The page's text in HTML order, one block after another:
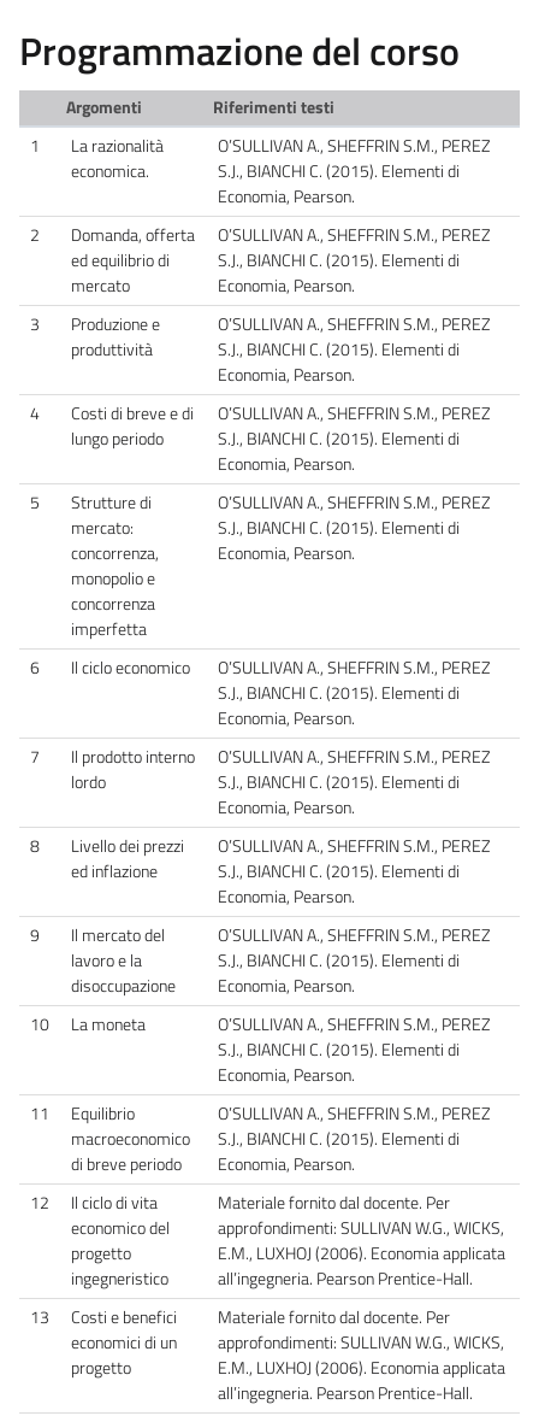
Programmazione del corso
Argomenti
Riferimenti testi
1
La razionalità
economica.
O’SULLIVAN A., SHEFFRIN S.M., PEREZ
S.J., BIANCHI C. (2015). Elementi di
Economia, Pearson.
2
Domanda, offerta
ed equilibrio di
mercato
O’SULLIVAN A., SHEFFRIN S.M., PEREZ
S.J., BIANCHI C. (2015). Elementi di
Economia, Pearson.
3
Produzione e
produttività
O’SULLIVAN A., SHEFFRIN S.M., PEREZ
S.J., BIANCHI C. (2015). Elementi di
Economia, Pearson.
4
Costi di breve e di
lungo periodo
O’SULLIVAN A., SHEFFRIN S.M., PEREZ
S.J., BIANCHI C. (2015). Elementi di
Economia, Pearson.
5
Strutture di
mercato:
concorrenza,
monopolio e
concorrenza
imperfetta
O’SULLIVAN A., SHEFFRIN S.M., PEREZ
S.J., BIANCHI C. (2015). Elementi di
Economia, Pearson.
6 Il ciclo economico
O’SULLIVAN A., SHEFFRIN S.M., PEREZ
S.J., BIANCHI C. (2015). Elementi di
Economia, Pearson.
7
Il prodotto interno
lordo
O’SULLIVAN A., SHEFFRIN S.M., PEREZ
S.J., BIANCHI C. (2015). Elementi di
Economia, Pearson.
8
Livello dei prezzi
ed inflazione
O’SULLIVAN A., SHEFFRIN S.M., PEREZ
S.J., BIANCHI C. (2015). Elementi di
Economia, Pearson.
9
Il mercato del
lavoro e la
disoccupazione
O’SULLIVAN A., SHEFFRIN S.M., PEREZ
S.J., BIANCHI C. (2015). Elementi di
Economia, Pearson.
10
La moneta
O’SULLIVAN A., SHEFFRIN S.M., PEREZ
S.J., BIANCHI C. (2015). Elementi di
Economia, Pearson.
11
Equilibrio
macroeconomico
di breve periodo
O’SULLIVAN A., SHEFFRIN S.M., PEREZ
S.J., BIANCHI C. (2015). Elementi di
Economia, Pearson.
12
Il ciclo di vita
economico del
progetto
ingegneristico
Materiale fornito dal docente. Per
approfondimenti: SULLIVAN W.G., WICKS,
E.M., LUXHOJ (2006). Economia applicata
all’ingegneria. Pearson Prentice-Hall.
13
Costi e benefici
economici di un
progetto
Materiale fornito dal docente. Per
approfondimenti: SULLIVAN W.G., WICKS,
E.M., LUXHOJ (2006). Economia applicata
all’ingegneria. Pearson Prentice-Hall.